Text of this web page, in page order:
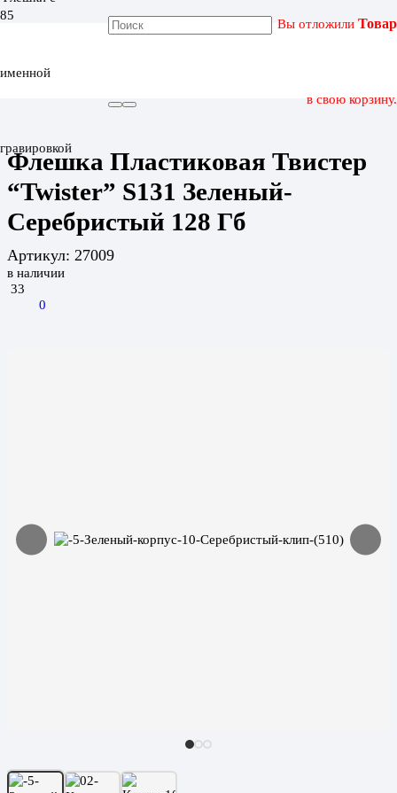
именной
гравировкой
Вы отложили Товар
в свою корзину.
ФЛЕШКА ПЛАСТИКОВАЯ ТВИСТЕР “TWISTER” S131
Флешка Пластиковая Твистер
“Twister” S131 Зеленый-
Серебристый 128 Гб
Артикул: 27009
в наличии
33
0